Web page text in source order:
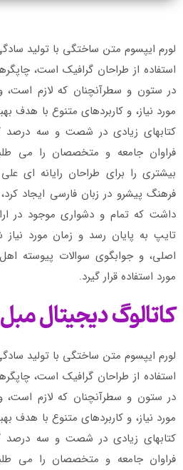
لورم ایپسوم متن ساختگی با تولید
استفاده از طراحان گرافیک است،
در ستون و سطرآنچنان که لازم است،
مورد نیاز، و کاربردهای متنوع با هدف
کتابهای زیادی در شصت و سه درصد
فراوان جامعه و متخصصان را می
بیشتری را برای طراحان رایانه ای
فرهنگ پیشرو در زبان فارسی ایجاد
داشت که تمام و دشواری موجود در
تایپ به پایان رسد و زمان مورد
اصلی، و جوابگوی سوالات پیوسته
مورد استفاده قرار گیرد.
کاتالوگ دیجیتال
لورم ایپسوم متن ساختگی با تولید
استفاده از طراحان گرافیک است،
در ستون و سطرآنچنان که لازم است،
مورد نیاز، و کاربردهای متنوع با هدف
کتابهای زیادی در شصت و سه درصد
فراوان جامعه و متخصصان را می